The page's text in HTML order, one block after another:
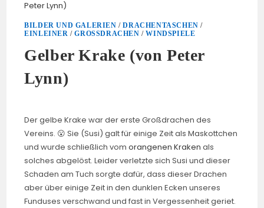
BILDER UND GALERIEN /DRACHENTASCHEN /
EINLEINER /GROSSDRACHEN /WINDSPIELE
Gelber Krake (von Peter
Lynn)
Der gelbe Krake war der erste Großdrachen des
Vereins. 😮 Sie (Susi) galt für einige Zeit als Maskottchen
und wurde schließlich vomorangenen Kraken als
solches abgelöst. Leider verletzte sich Susi und dieser
Schaden am Tuch sorgte dafür, dass dieser Drachen
aber über einige Zeit in den dunklen Ecken unseres
Funduses verschwand und fast in Vergessenheit geriet.